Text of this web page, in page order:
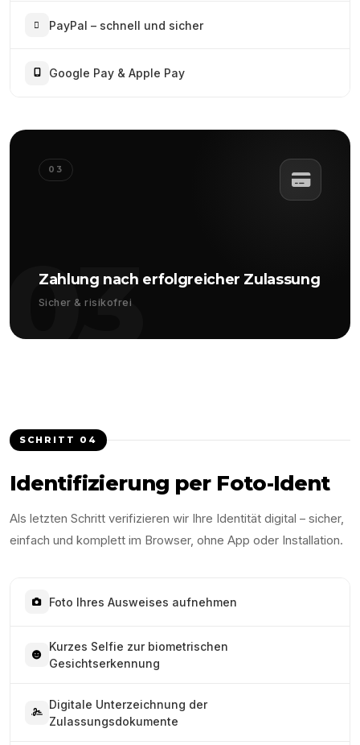
PayPal – schnell und sicher
Google Pay & Apple Pay
03
03
Zahlung nach erfolgreicher Zulassung
Sicher & risikofrei
SCHRITT 04
Identifizierung per Foto-Ident
Als letzten Schritt verifizieren wir Ihre Identität digital – sicher,
einfach und komplett im Browser, ohne App oder Installation.
Foto Ihres Ausweises aufnehmen
Kurzes Selfie zur biometrischen
Gesichtserkennung
Digitale Unterzeichnung der
Zulassungsdokumente